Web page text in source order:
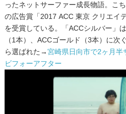
ったネットサーファー成長物語。こ
の広告賞「2017 ACC 東京 クリエイ
を受賞している。「ACCシルバー」
（1本）、ACCゴールド（3本）に次
ら選ばれた→宮崎県日向市で2ヶ月半
ビフォーアフター